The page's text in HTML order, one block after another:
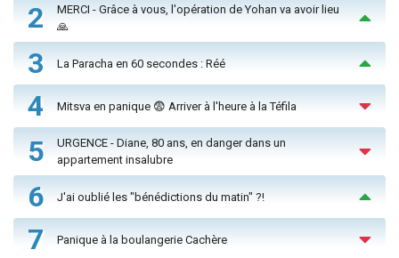
2
MERCI - Grâce à vous, l'opération de Yohan va avoir lieu
🙏
3 La Paracha en 60 secondes : Réé
4 Mitsva en panique 😨 Arriver à l'heure à la Téfila
5
URGENCE - Diane, 80 ans, en danger dans un
appartement insalubre
6 J'ai oublié les "bénédictions du matin" ?!
7 Panique à la boulangerie Cachère